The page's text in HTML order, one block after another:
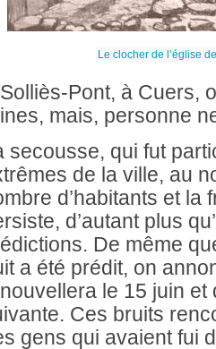
Le clocher de l’église
Pont, à Cuers,
mais, personne
secousse, qui fut
de la ville, au
d’habitants et la
d’autant plus
De même
a été prédit, on
le 15 juin et
Ces bruits
gens qui avaient fui